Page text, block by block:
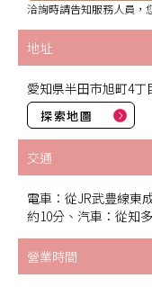
洽詢時請告知服務人員，
地址
愛知県半田市旭町4丁
探索地圖
交通
電車：從JR武豊線東
約10分、汽車：從知
營業時間